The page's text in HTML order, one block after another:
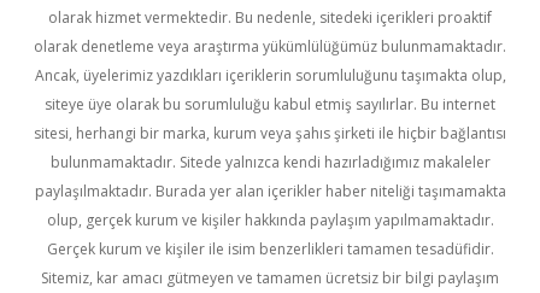
olarak hizmet vermektedir. Bu nedenle, sitedeki içerikleri proaktif
olarak denetleme veya araştırma yükümlülüğümüz bulunmamaktadır.
Ancak, üyelerimiz yazdıkları içeriklerin sorumluluğunu taşımakta olup,
siteye üye olarak bu sorumluluğu kabul etmiş sayılırlar. Bu internet
sitesi, herhangi bir marka, kurum veya şahıs şirketi ile hiçbir bağlantısı
bulunmamaktadır. Sitede yalnızca kendi hazırladığımız makaleler
paylaşılmaktadır. Burada yer alan içerikler haber niteliği taşımamakta
olup, gerçek kurum ve kişiler hakkında paylaşım yapılmamaktadır.
Gerçek kurum ve kişiler ile isim benzerlikleri tamamen tesadüfidir.
Sitemiz, kar amacı gütmeyen ve tamamen ücretsiz bir bilgi paylaşım